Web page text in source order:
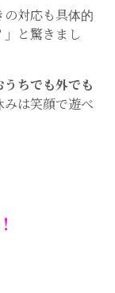
の対応も具体的
と驚きまし
ちでも外でも
みは笑顔で遊べ